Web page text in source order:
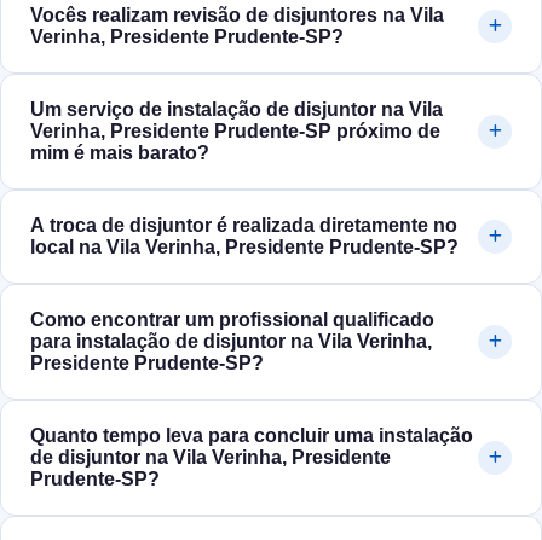
Vocês realizam revisão de disjuntores na Vila
Verinha, Presidente Prudente‑SP?
Um serviço de instalação de disjuntor na Vila
Verinha, Presidente Prudente‑SP próximo de
mim é mais barato?
A troca de disjuntor é realizada diretamente no
local na Vila Verinha, Presidente Prudente‑SP?
Como encontrar um profissional qualificado
para instalação de disjuntor na Vila Verinha,
Presidente Prudente‑SP?
Quanto tempo leva para concluir uma instalação
de disjuntor na Vila Verinha, Presidente
Prudente‑SP?